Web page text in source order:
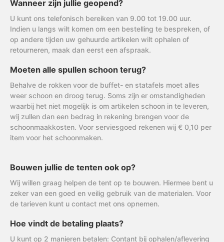
Wanneer zijn jullie geopend?
U kunt ons telefonisch bereiken van 9.00 tot 19.00 uur.
Indien u langs wilt komen om een bestelling te bespreken, of
op andere tijden uw gehuurde artikelen wilt ophalen of
retourneren, maak dan eerst een afspraak.
Moeten alle spullen schoon terug?
Behalve de rokken voor de buffet- en statafels moet alles
weer schoon en droog terug. Soms zijn er omstandigheden
waarbij het niet mogelijk is om artikelen schoon in te leveren,
wij zullen dan een bedrag in rekening brengen voor de
schoonmaakkosten. Voor serviesgoed rekenen wij € 0,10 per
item voor het schoonmaken.
Bouwen jullie de tenten ook op?
Wij willen graag helpen de tent op te bouwen. Hiermee bent u
zeker van een goed en veilig gebruik van de materialen. Voor
de tarieven kunt u contact met ons opnemen.
Hoe vindt de betaling plaats?
U kunt op 2 manieren betalen: Contant bij ophalen/aflevering